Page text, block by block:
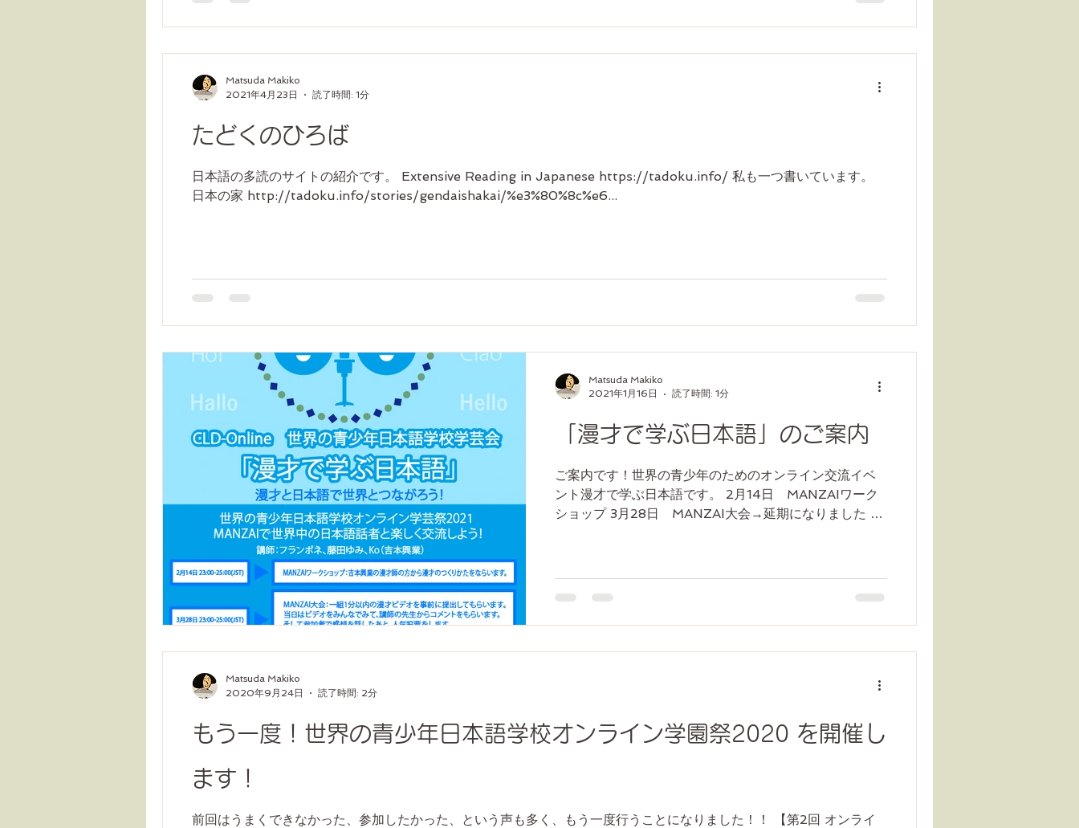
たどくのひろば
日本語の多読のサイトの紹介です。 Extensive Reading in Japanese https://tadoku.info/ 私も一つ書いています。
日本の家 http://tadoku.info/stories/gendaishakai/%e3%80%8c%e6...
Matsuda Makiko
2021年4月23日
読了時間: 1分
「漫才で学ぶ日本語」のご案内
ご案内です！世界の青少年のためのオンライン交流イベ
ント漫才で学ぶ日本語です。 2月14日 MANZAIワーク
ショップ 3月28日 MANZAI大会→延期になりました 参
Matsuda Makiko
2021年1月16日
読了時間: 1分
もう一度！世界の青少年日本語学校オンライン学園祭2020 を開催し
ます！
前回はうまくできなかった、参加したかった、という声も多く、もう一度行うことになりました！！ 【第2回 オンライ
Matsuda Makiko
2020年9月24日
読了時間: 2分